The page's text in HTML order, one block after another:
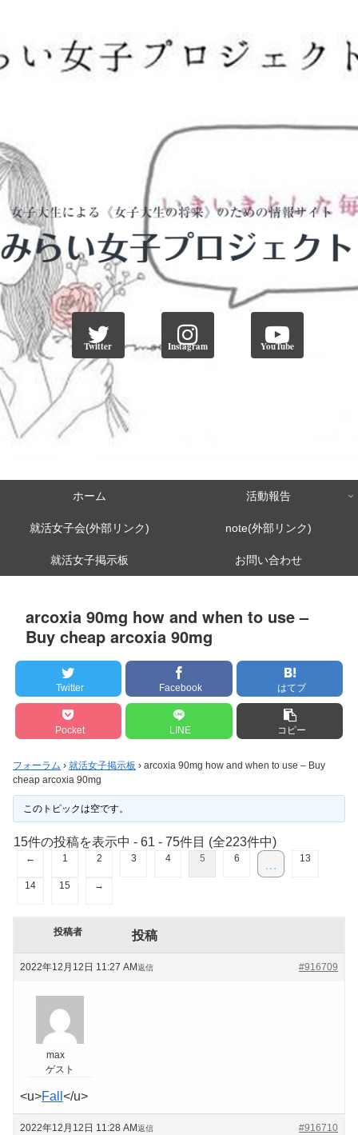
Twitter Instagram YouTube
ホーム 活動報告
就活女子会(外部リンク) note(外部リンク)
就活女子掲示板 お問い合わせ
arcoxia 90mg how and when to use –
Buy cheap arcoxia 90mg
Twitter Facebook はてブ
Pocket LINE コピー
フォーラム › 就活女子掲示板 › arcoxia 90mg how and when to use – Buy
cheap arcoxia 90mg
このトピックは空です。
15件の投稿を表示中 - 61 - 75件目 (全223件中)
← 1 2 3 4 5 6 … 13
14 15 →
投稿者 投稿
2022年12月12日 11:27 AM #916709
返信
max
ゲスト
<u>Fall </u>
2022年12月12日 11:28 AM #916710
返信